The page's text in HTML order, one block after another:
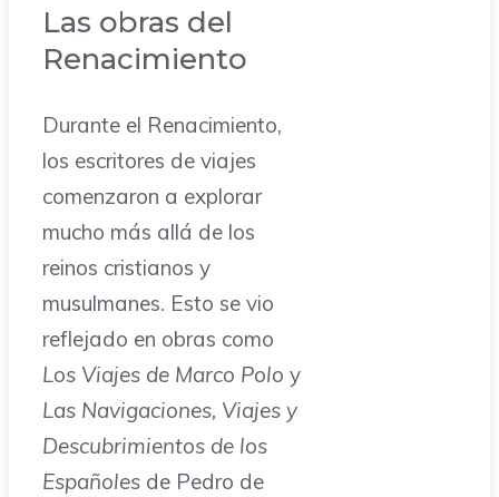
Las obras del
Renacimiento
Durante el Renacimiento,
los escritores de viajes
comenzaron a explorar
mucho más allá de los
reinos cristianos y
musulmanes. Esto se vio
reflejado en obras como
Los Viajes de Marco Polo y
Las Navigaciones, Viajes y
Descubrimientos de los
Españoles de Pedro de